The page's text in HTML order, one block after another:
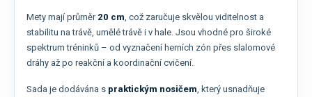
Mety mají průměr 20 cm, což zaručuje skvělou viditelnost a
stabilitu na trávě, umělé trávě i v hale. Jsou vhodné pro široké
spektrum tréninků – od vyznačení herních zón přes slalomové
dráhy až po reakční a koordinační cvičení.
Sada je dodávána s praktickým nosičem, který usnadňuje